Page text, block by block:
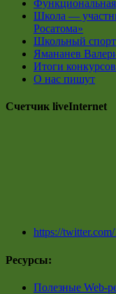
Школа —
Росатома»
Школьный
Ямананев
Итоги
О нас пишут
Счетчик liveInternet
https://
Ресурсы:
Полезные Web-